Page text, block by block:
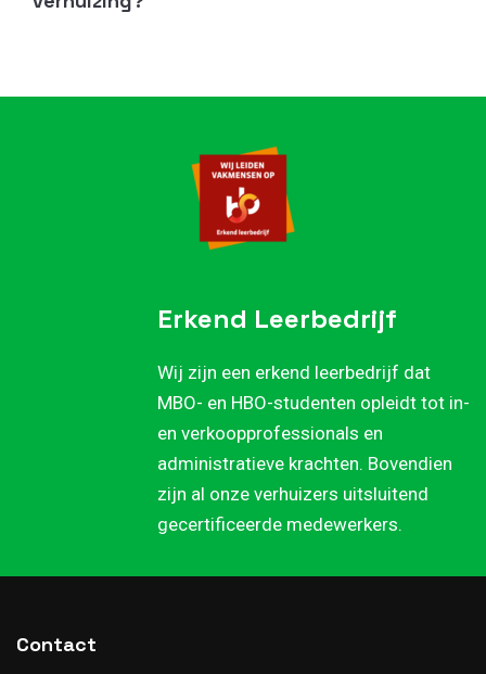
Erkend Leerbedrijf
Wij zijn een erkend leerbedrijf dat
MBO- en HBO-studenten opleidt tot in-
en verkoopprofessionals en
administratieve krachten. Bovendien
zijn al onze verhuizers uitsluitend
gecertificeerde medewerkers.
Contact